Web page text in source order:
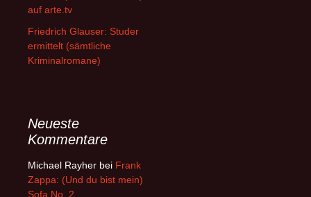
auf arte.tv
Friedrich Glauser: Studer
ermittelt (sämtliche
Kriminalromane)
Neueste
Kommentare
Michael Rayher bei Frank
Zappa: (Und du bist mein)
Sofa No. 2